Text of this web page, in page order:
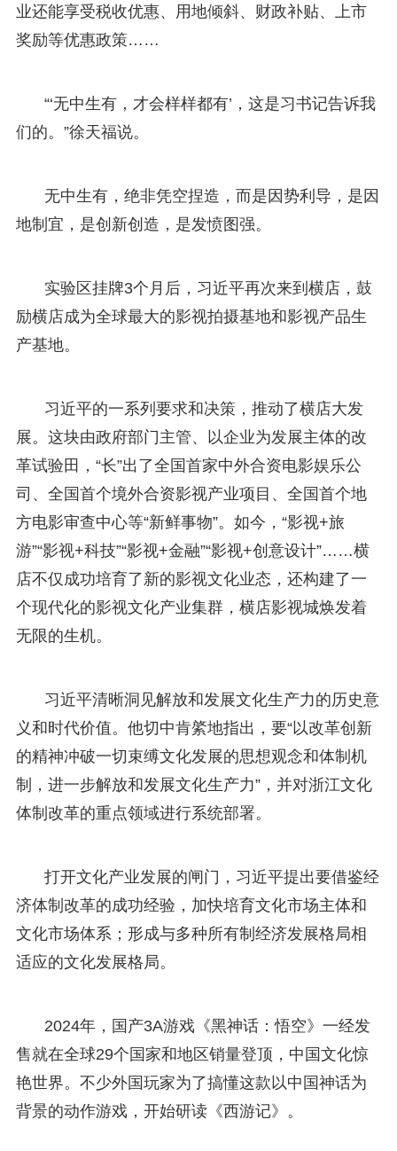
业还能享受税收优惠、用地倾斜、财政补贴、上市
奖励等优惠政策……
“‘无中生有，才会样样都有’，这是习书记告诉我
们的。”徐天福说。
无中生有，绝非凭空捏造，而是因势利导，是因
地制宜，是创新创造，是发愤图强。
实验区挂牌3个月后，习近平再次来到横店，鼓
励横店成为全球最大的影视拍摄基地和影视产品生
产基地。
习近平的一系列要求和决策，推动了横店大发
展。这块由政府部门主管、以企业为发展主体的改
革试验田，“长”出了全国首家中外合资电影娱乐公
司、全国首个境外合资影视产业项目、全国首个地
方电影审查中心等“新鲜事物”。如今，“影视+旅
游”“影视+科技”“影视+金融”“影视+创意设计”……横
店不仅成功培育了新的影视文化业态，还构建了一
个现代化的影视文化产业集群，横店影视城焕发着
无限的生机。
习近平清晰洞见解放和发展文化生产力的历史意
义和时代价值。他切中肯綮地指出，要“以改革创新
的精神冲破一切束缚文化发展的思想观念和体制机
制，进一步解放和发展文化生产力”，并对浙江文化
体制改革的重点领域进行系统部署。
打开文化产业发展的闸门，习近平提出要借鉴经
济体制改革的成功经验，加快培育文化市场主体和
文化市场体系；形成与多种所有制经济发展格局相
适应的文化发展格局。
2024年，国产3A游戏《黑神话：悟空》一经发
售就在全球29个国家和地区销量登顶，中国文化惊
艳世界。不少外国玩家为了搞懂这款以中国神话为
背景的动作游戏，开始研读《西游记》。